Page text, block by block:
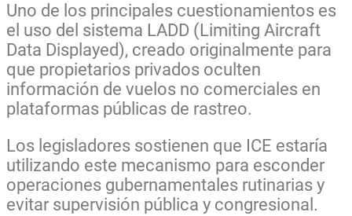
Uno de los principales cuestionamientos es
el uso del sistema LADD (Limiting Aircraft
Data Displayed), creado originalmente para
que propietarios privados oculten
información de vuelos no comerciales en
plataformas públicas de rastreo.
Los legisladores sostienen que ICE estaría
utilizando este mecanismo para esconder
operaciones gubernamentales rutinarias y
evitar supervisión pública y congresional.